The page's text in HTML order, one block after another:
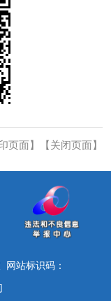
页面 】【 关闭页面 】
站标识码：